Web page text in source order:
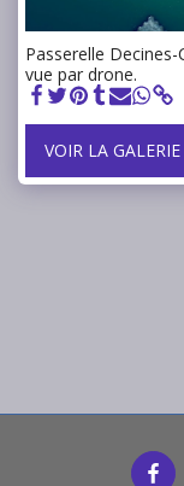
Passerelle
vue par drone.
VOIR LA